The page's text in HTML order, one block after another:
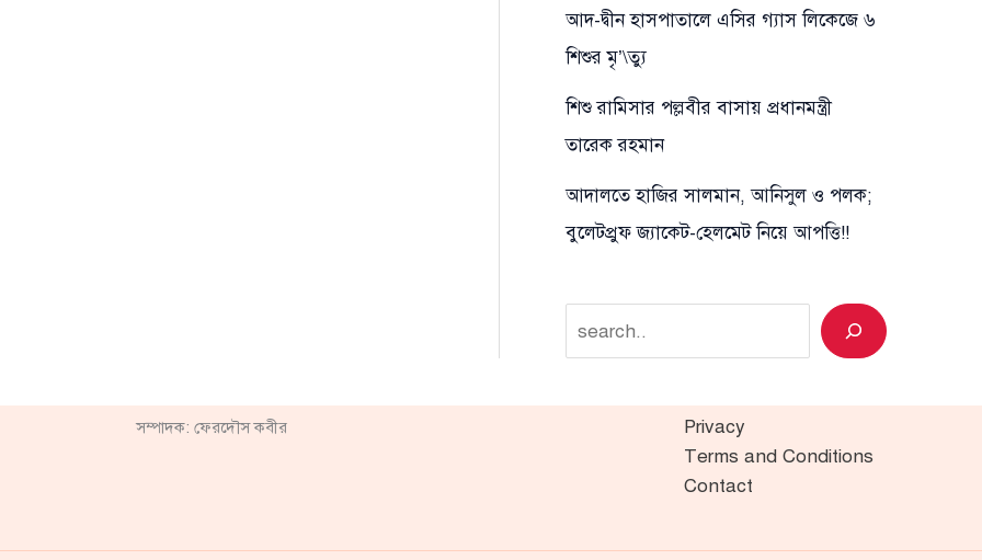
আদ-দ্বীন হাসপাতালে এসির গ্যাস লিকেজে ৬
শিশুর মৃ’\ত্যু
শিশু রামিসার পল্লবীর বাসায় প্রধানমন্ত্রী
তারেক রহমান
আদালতে হাজির সালমান, আনিসুল ও পলক;
বুলেটপ্রুফ জ্যাকেট-হেলমেট নিয়ে আপত্তি!!
সম্পাদক: ফেরদৌস কবীর
Privacy
Terms and Conditions
Contact